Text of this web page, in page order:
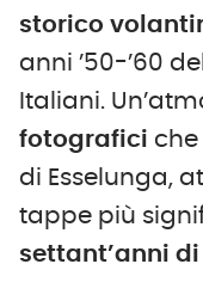
storico
anni ’50-’60
Italiani.
fotografici che
di Esselunga,
tappe più
settant’anni